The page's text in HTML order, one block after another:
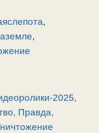
,
,
2025,
, Правда,